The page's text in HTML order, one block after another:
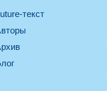
Future-текст
Авторы
Архив
Блог